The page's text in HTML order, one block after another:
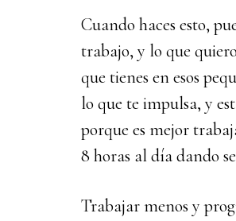
Cuando haces esto,
trabajo, y lo que
que tienes en esos
lo que te impulsa, y
porque es mejor
8 horas al día dando
Trabajar menos y